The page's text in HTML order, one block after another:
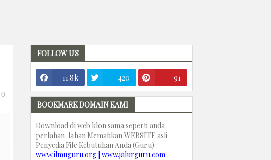
0
FOLLOW US
11.8k 420 91
BOOKMARK DOMAIN KAMI
Download di web klon sama seperti anda
perlahan-lahan Mematikan WEBSITE asli
Penyedia File Kebutuhan Anda (Guru)
www.ilmuguru.org | www.jalurguru.com